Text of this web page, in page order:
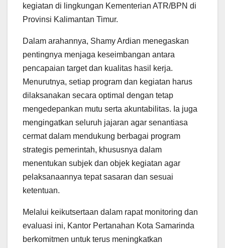
kegiatan di lingkungan Kementerian ATR/BPN di
Provinsi Kalimantan Timur.
Dalam arahannya, Shamy Ardian menegaskan
pentingnya menjaga keseimbangan antara
pencapaian target dan kualitas hasil kerja.
Menurutnya, setiap program dan kegiatan harus
dilaksanakan secara optimal dengan tetap
mengedepankan mutu serta akuntabilitas. Ia juga
mengingatkan seluruh jajaran agar senantiasa
cermat dalam mendukung berbagai program
strategis pemerintah, khususnya dalam
menentukan subjek dan objek kegiatan agar
pelaksanaannya tepat sasaran dan sesuai
ketentuan.
Melalui keikutsertaan dalam rapat monitoring dan
evaluasi ini, Kantor Pertanahan Kota Samarinda
berkomitmen untuk terus meningkatkan